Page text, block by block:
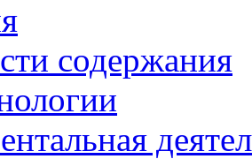
содержания